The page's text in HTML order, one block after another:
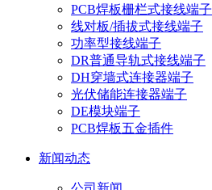
PCB焊板栅栏式接线端子
线对板/插拔式接线端子
功率型接线端子
DR普通导轨式接线端子
DH穿墙式连接器端子
光伏储能连接器端子
DE模块端子
PCB焊板五金插件
新闻动态